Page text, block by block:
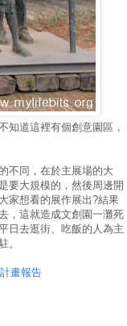
知道這裡有個創意園區，
不同，在於主展場的大
要大規模的，然後周邊開
家想看的展作展出?結果
，這就造成文創園一灘死
日去逛街、吃飯的人為主
。
畫報告